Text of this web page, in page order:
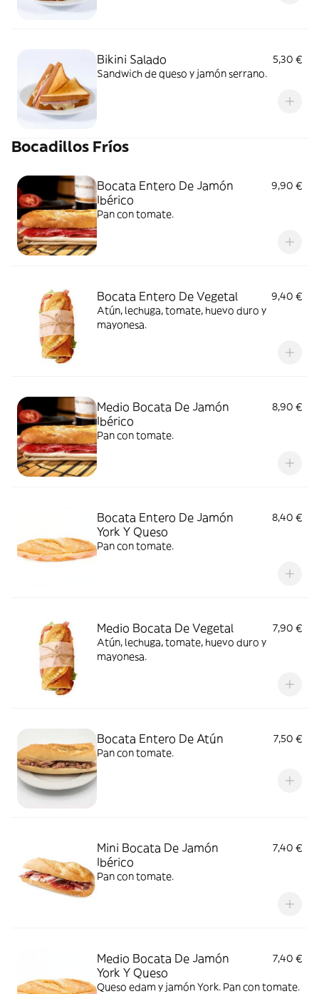
Bikini Salado
5,30 €
Sandwich de queso y jamón serrano.
Bocadillos Fríos
Bocata Entero De Jamón
Ibérico
9,90 €
Pan con tomate.
Bocata Entero De Vegetal
9,40 €
Atún, lechuga, tomate, huevo duro y
mayonesa.
Medio Bocata De Jamón
Ibérico
8,90 €
Pan con tomate.
Bocata Entero De Jamón
York Y Queso
8,40 €
Pan con tomate.
Medio Bocata De Vegetal
7,90 €
Atún, lechuga, tomate, huevo duro y
mayonesa.
Bocata Entero De Atún
7,50 €
Pan con tomate.
Mini Bocata De Jamón
Ibérico
7,40 €
Pan con tomate.
Medio Bocata De Jamón
York Y Queso
7,40 €
Queso edam y jamón York. Pan con tomate.